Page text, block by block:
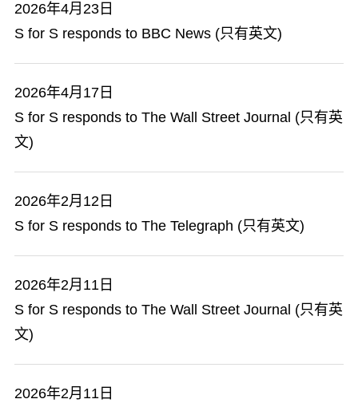
2026年4月23日
S for S responds to BBC News (只有英文)
2026年4月17日
S for S responds to The Wall Street Journal (只有英
文)
2026年2月12日
S for S responds to The Telegraph (只有英文)
2026年2月11日
S for S responds to The Wall Street Journal (只有英
文)
2026年2月11日